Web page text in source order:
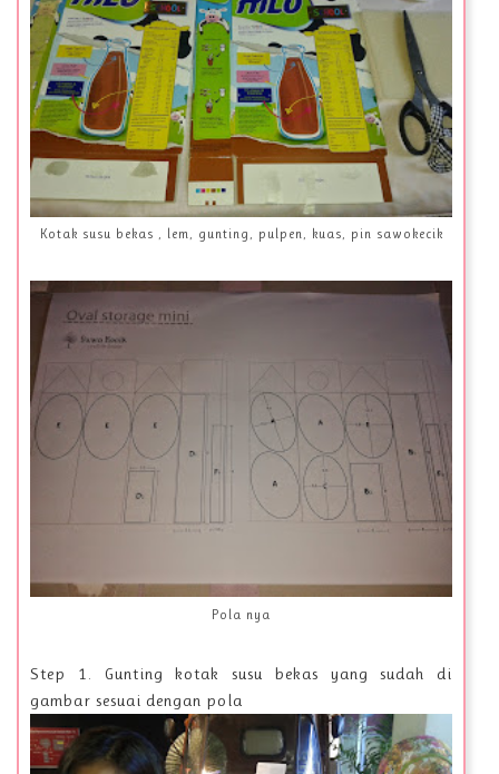
Kotak susu bekas , lem, gunting, pulpen, kuas, pin sawokecik
Pola nya
Step 1. Gunting kotak susu bekas yang sudah di
gambar sesuai dengan pola